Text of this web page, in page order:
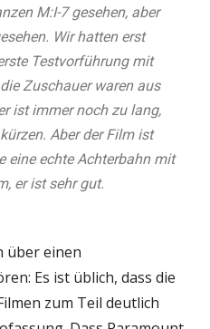
M:I-7 gesehen, aber
Wir hatten erst
Testvorführung mit
Zuschauer waren aus
ist immer noch zu lang,
Aber der Film ist
eine echte Achterbahn mit
er ist sehr gut.
über einen
Es ist üblich, dass die
zum Teil deutlich